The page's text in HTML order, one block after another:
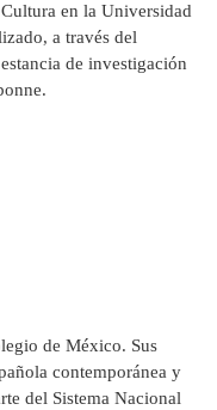
en la Universidad
a través del
de investigación
de México. Sus
contemporánea y
del Sistema Nacional